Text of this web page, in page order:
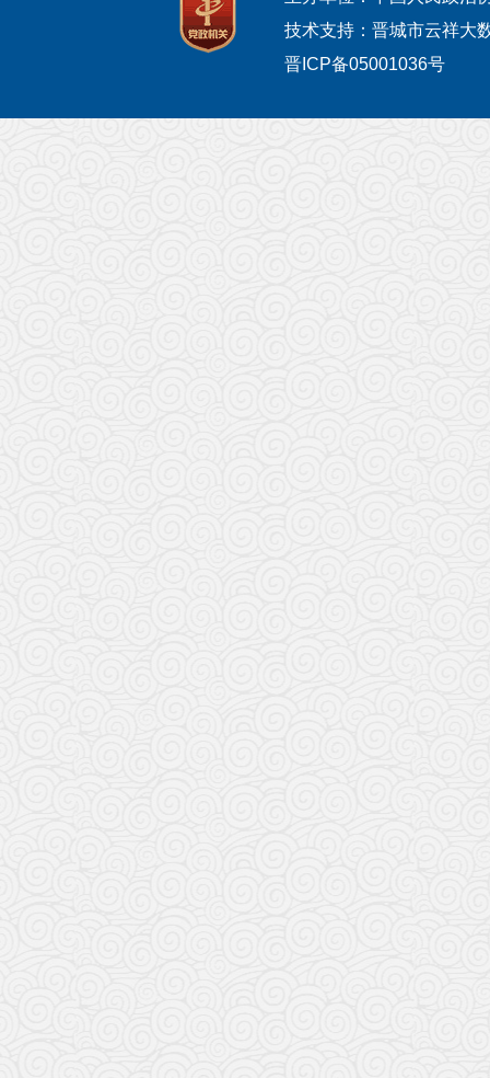
技术支持：晋城市云祥大
晋ICP备05001036号